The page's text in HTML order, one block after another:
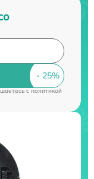
cполитикой